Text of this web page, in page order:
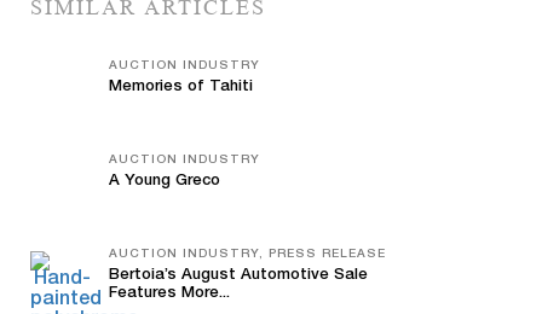
SIMILAR ARTICLES
AUCTION INDUSTRY
Memories of Tahiti
AUCTION INDUSTRY
A Young Greco
AUCTION INDUSTRY, PRESS RELEASE
Bertoia’s August Automotive Sale
Features More...